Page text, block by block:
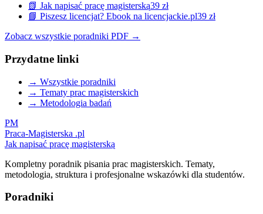
📗 Jak napisać pracę magisterską39 zł
📘 Piszesz licencjat? Ebook na licencjackie.pl39 zł
Zobacz wszystkie poradniki PDF →
Przydatne linki
→ Wszystkie poradniki
→ Tematy prac magisterskich
→ Metodologia badań
PM
Praca-Magisterska .pl
Jak napisać pracę magisterską
Kompletny poradnik pisania prac magisterskich. Tematy,
metodologia, struktura i profesjonalne wskazówki dla studentów.
Poradniki